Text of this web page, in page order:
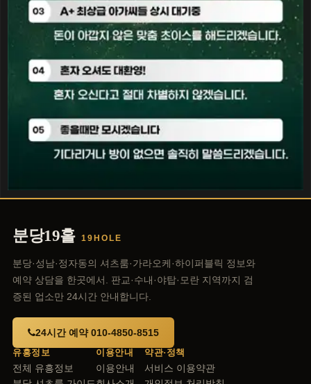
분당19홀 19HOLE
분당·성남·정자동의 셔츠룸·가라오케·하이퍼블릭 정보와
예약 상담을 한곳에서. 판교·수내·야탑·모란 지역까지 검
증된 업소만 24시간 안내합니다.
24시간 예약 010-4850-8515
유흥정보
전체 유흥정보
이용안내
이용안내
약관·정책
서비스 이용약관